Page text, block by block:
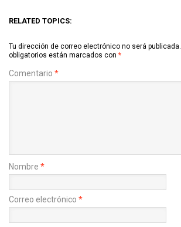
RELATED TOPICS:
Tu dirección de correo electrónico no será publicada.
obligatorios están marcados con *
Comentario *
Nombre *
Correo electrónico *